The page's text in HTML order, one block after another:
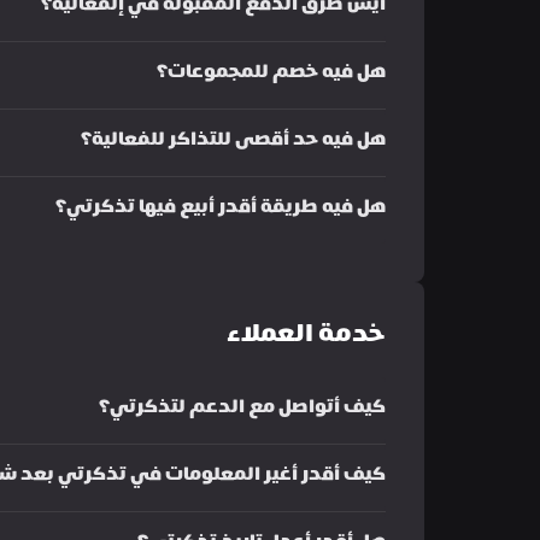
أيش طرق الدفع المقبولة في إلفعالية؟
هل فيه خصم للمجموعات؟
هل فيه حد أقصى للتذاكر للفعالية؟
هل فيه طريقة أقدر أبيع فيها تذكرتي؟
خدمة العملاء
كيف أتواصل مع الدعم لتذكرتي؟
كيف أقدر أغير المعلومات في تذكرتي بعد